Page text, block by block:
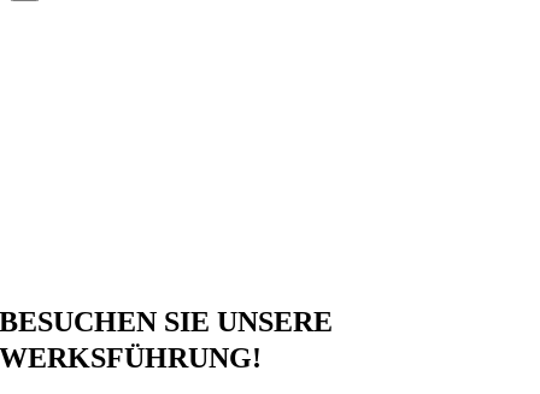
BESUCHEN SIE UNSERE
WERKSFÜHRUNG!